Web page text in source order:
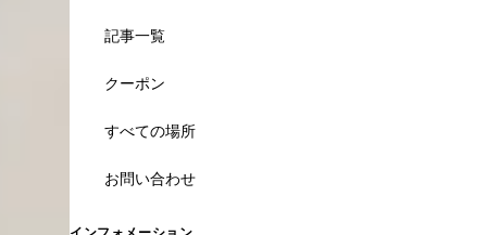
記事一覧
クーポン
すべての場所
お問い合わせ